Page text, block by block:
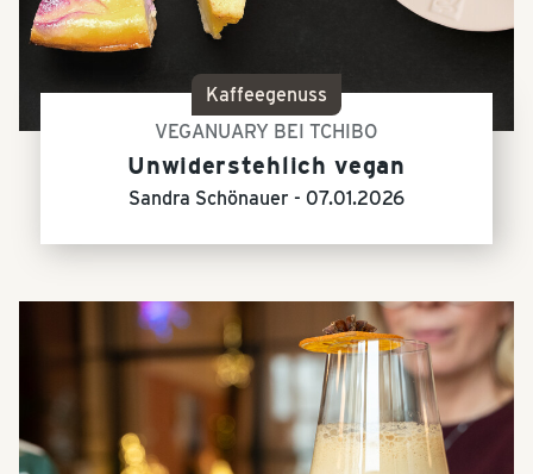
Kaffeegenuss
VEGANUARY BEI TCHIBO
Unwiderstehlich vegan
Sandra Schönauer - 07.01.2026